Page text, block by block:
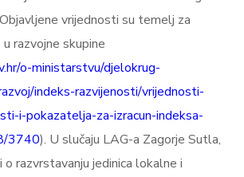
vrijednosti su temelj za
razvojne skupine
o-ministarstvu/djelokrug-
indeks-razvijenosti/vrijednosti-
i-pokazatelja-za-izracun-indeksa-
3740). U slučaju LAG-a Zagorje Sutla,
o razvrstavanju jedinica lokalne i